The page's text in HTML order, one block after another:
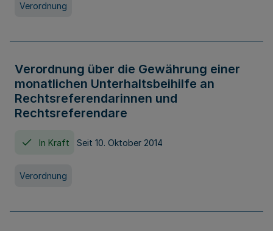
Verordnung
Verordnung über die Gewährung einer
monatlichen Unterhaltsbeihilfe an
Rechtsreferendarinnen und
Rechtsreferendare
In Kraft Seit 10. Oktober 2014
Verordnung